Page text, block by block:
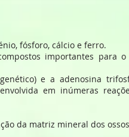
fósforo, cálcio e ferro.
importantes para
e a adenosina
em inúmeras
da matriz mineral dos